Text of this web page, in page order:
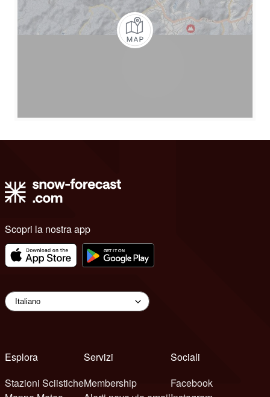
Scopri la nostra app
Esplora
Stazioni Sciistiche
Servizi
Membership
Sociali
Facebook